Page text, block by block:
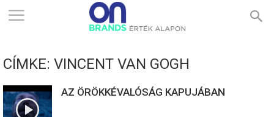
ONBRANDS
CÍMKE: VINCENT VAN GOGH
AZ ÖRÖKKÉVALÓSÁG KAPUJÁBAN